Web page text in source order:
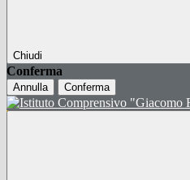
Chiudi
Conferma
Annulla Conferma